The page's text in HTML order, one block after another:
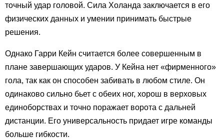
точный удар головой. Сила Холанда заключается в его
физических данных и умении принимать быстрые
решения.
Однако Гарри Кейн считается более совершенным в
плане завершающих ударов. У Кейна нет «фирменного»
гола, так как он способен забивать в любом стиле. Он
одинаково сильно бьет с обеих ног, хорош в верховых
единоборствах и точно поражает ворота с дальней
дистанции. Его универсальность придает игре команды
больше гибкости.